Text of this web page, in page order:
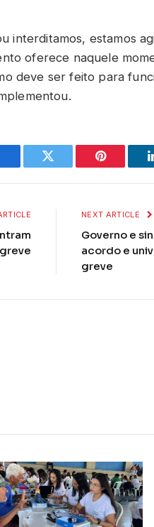
interditamos, estamos
oferece naquele
deve ser feito para
Twitter Pinterest
NEXT ARTICLE
Governo e
acordo e
greve